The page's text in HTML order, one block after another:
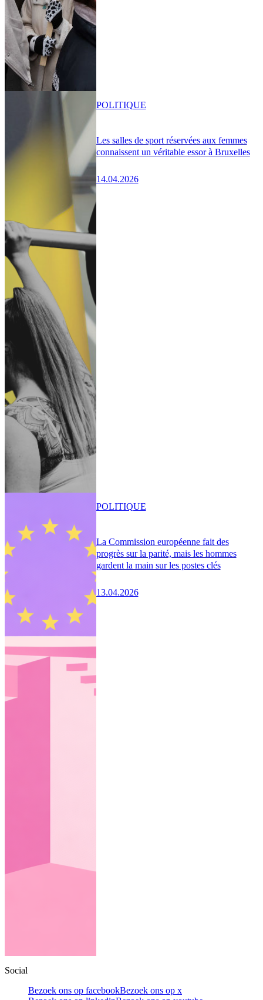
Les salles de sport réservées aux femmes
connaissent un véritable essor à Bruxelles
14.04.2026
POLITIQUE
La Commission européenne fait des
progrès sur la parité, mais les hommes
gardent la main sur les postes clés
13.04.2026
POLITIQUE
Social
Bezoek ons op facebookBezoek ons op x